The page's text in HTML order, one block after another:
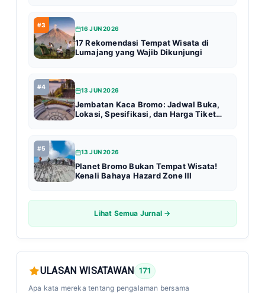
#3
16 JUN 2026
17 Rekomendasi Tempat Wisata di
Lumajang yang Wajib Dikunjungi
#4
13 JUN 2026
Jembatan Kaca Bromo: Jadwal Buka,
Lokasi, Spesifikasi, dan Harga Tiket
#5
13 JUN 2026
Planet Bromo Bukan Tempat Wisata!
Kenali Bahaya Hazard Zone III
Lihat Semua Jurnal →
ULASAN WISATAWAN 171
Apa kata mereka tentang pengalaman bersama